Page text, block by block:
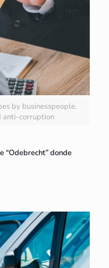
by businesspeople.
anti-corruption
“Odebrecht” donde